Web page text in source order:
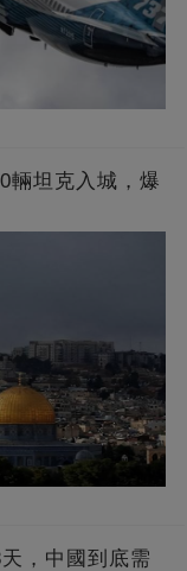
輛坦克入城，爆
，中國到底需